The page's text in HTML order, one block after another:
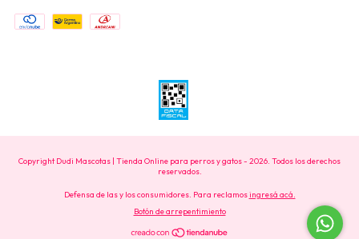
Copyright Dudi Mascotas | Tienda Online para perros y gatos - 2026. Todos los derechos
reservados.
Defensa de las y los consumidores. Para reclamosingresá acá.
Botón de arrepentimiento